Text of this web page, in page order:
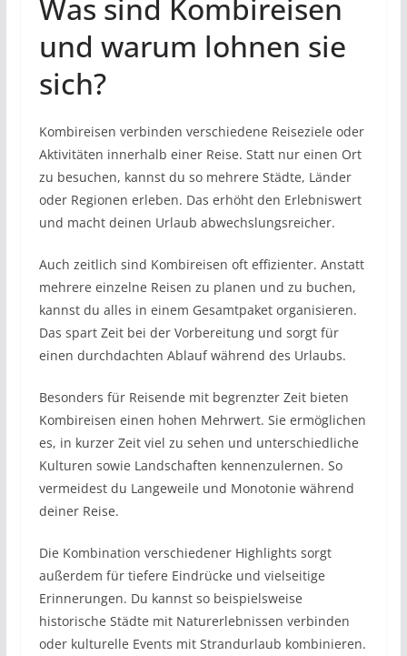
Was sind Kombireisen
und warum lohnen sie
sich?
Kombireisen verbinden verschiedene Reiseziele oder
Aktivitäten innerhalb einer Reise. Statt nur einen Ort
zu besuchen, kannst du so mehrere Städte, Länder
oder Regionen erleben. Das erhöht den Erlebniswert
und macht deinen Urlaub abwechslungsreicher.
Auch zeitlich sind Kombireisen oft effizienter. Anstatt
mehrere einzelne Reisen zu planen und zu buchen,
kannst du alles in einem Gesamtpaket organisieren.
Das spart Zeit bei der Vorbereitung und sorgt für
einen durchdachten Ablauf während des Urlaubs.
Besonders für Reisende mit begrenzter Zeit bieten
Kombireisen einen hohen Mehrwert. Sie ermöglichen
es, in kurzer Zeit viel zu sehen und unterschiedliche
Kulturen sowie Landschaften kennenzulernen. So
vermeidest du Langeweile und Monotonie während
deiner Reise.
Die Kombination verschiedener Highlights sorgt
außerdem für tiefere Eindrücke und vielseitige
Erinnerungen. Du kannst so beispielsweise
historische Städte mit Naturerlebnissen verbinden
oder kulturelle Events mit Strandurlaub kombinieren.